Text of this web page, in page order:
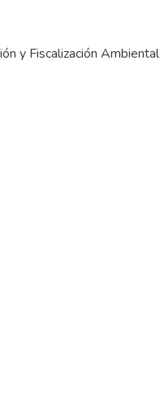
y Fiscalización Ambiental